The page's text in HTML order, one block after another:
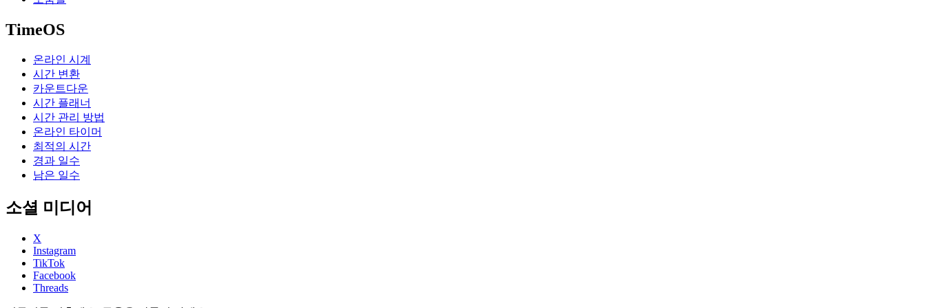
TimeOS
온라인 시계
시간 변환
카운트다운
시간 플래너
시간 관리 방법
온라인 타이머
최적의 시간
경과 일수
남은 일수
소셜 미디어
X
Instagram
TikTok
Facebook
Threads